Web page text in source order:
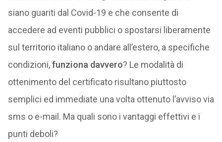
siano guariti dal Covid-19 e che consente di
accedere ad eventi pubblici o spostarsi liberamente
sul territorio italiano o andare all’estero, a specifiche
condizioni,funziona davvero? Le modalità di
ottenimento del certificato risultano piuttosto
semplici ed immediate una volta ottenuto l’avviso via
sms o e-mail. Ma quali sono i vantaggi effettivi e i
punti deboli?